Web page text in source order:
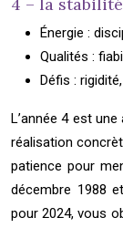
Énergie :
Qualités :
Défis :
L’année 4 est
réalisation
patience pour
décembre 1988
pour 2024, vous